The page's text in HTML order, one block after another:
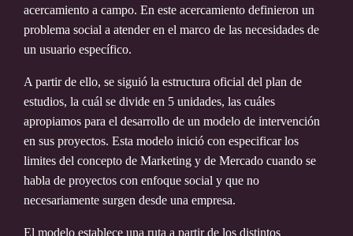
acercamiento a campo. En este acercamiento definieron un
problema social a atender en el marco de las necesidades de
un usuario específico.
A partir de ello, se siguió la estructura oficial del plan de
estudios, la cuál se divide en 5 unidades, las cuáles
apropiamos para el desarrollo de un modelo de intervención
en sus proyectos. Esta modelo inició con especificar los
limites del concepto de Marketing y de Mercado cuando se
habla de proyectos con enfoque social y que no
necesariamente surgen desde una empresa.
El modelo establece una ruta a partir de los distintos